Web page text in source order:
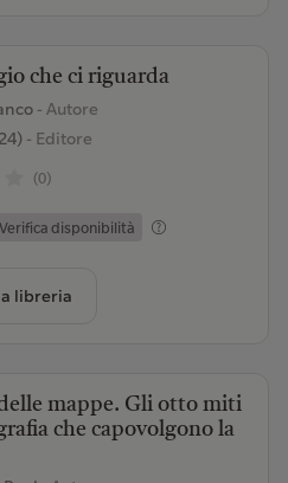
che ci riguarda
- Autore
- Editore
(0)
Verifica disponibilità
libreria
mappe. Gli otto miti
che capovolgono la